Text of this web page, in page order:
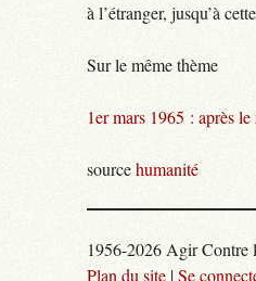
à l’étranger, jusqu’à
Sur le même thème
1er mars 1965 : après
sourcehumanité
1956-2026 Agir Contre
Plan du site |Se